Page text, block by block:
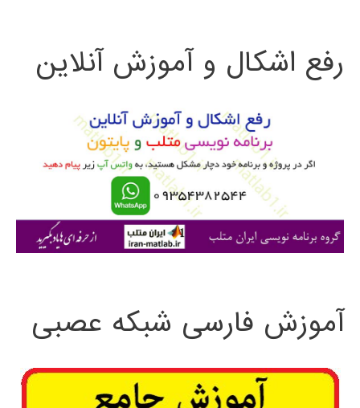
ج
ی
رفع اشکال و آموزش آنلاین
آموزش فارسی شبکه عصبی